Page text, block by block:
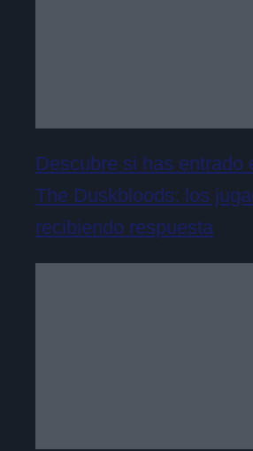
Descubre si has entrado
The Duskbloods: los
recibiendo respuesta